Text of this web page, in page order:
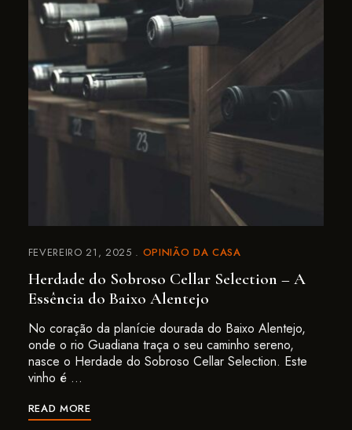
FEVEREIRO 21, 2025 OPINIÃO DA CASA
Herdade do Sobroso Cellar Selection – A
Essência do Baixo Alentejo
No coração da planície dourada do Baixo Alentejo,
onde o rio Guadiana traça o seu caminho sereno,
nasce o Herdade do Sobroso Cellar Selection. Este
vinho é …
READ MORE